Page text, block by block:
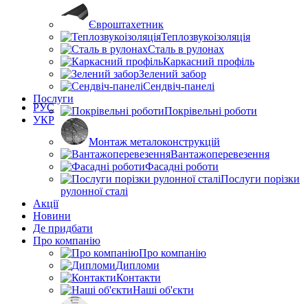
РУС
УКР
Євроштахетник
Теплозвукоізоляція
Сталь в рулонах
Каркасний профіль
Зелений забор
Сендвіч-панелі
Послуги
Покрівельні роботи
Монтаж металоконструкцій
Вантажоперевезення
Фасадні роботи
Послуги порізки
рулонної сталі
Акції
Новини
Де придбати
Про компанію
Про компанію
Дипломи
Контакти
Наші об'єкти